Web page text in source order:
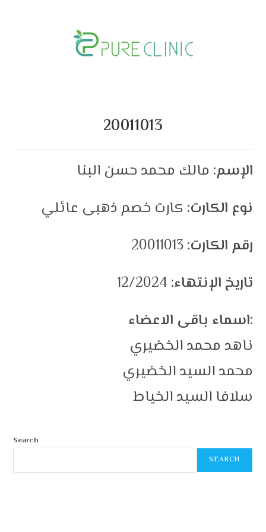
20011013
الإسم: مالك محمد حسن البنا
نوع الكارت: كارت خصم ذهبى عائلي
رقم الكارت:20011013
تاريخ الإنتهاء:
اسماء باقى الاعضاء:
ناهد محمد الخضيري
محمد السيد الخضيري
سلافا السيد الخياط
Search
SEARCH